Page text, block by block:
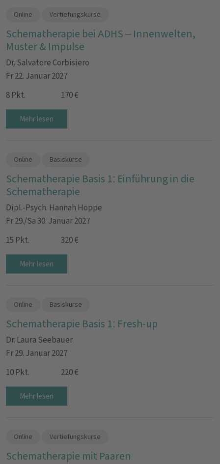
Online Vertiefungskurse
Schematherapie bei ADHS – Innenwelten,
Muster & Impulse
Dr. Salvatore Corbisiero
Fr 22. Januar 2027
8 Pkt.
170 €
Mehr lesen
Online Basiskurse
Schematherapie Basis 1: Einführung in die
Schematherapie
Dipl.-Psych. Hannah Hoppe
Fr 29./Sa 30. Januar 2027
15 Pkt.
320 €
Mehr lesen
Online Basiskurse
Schematherapie Basis 1: Fresh-up
Dr. Laura Seebauer
Fr 29. Januar 2027
10 Pkt.
220 €
Mehr lesen
Online Vertiefungskurse
Schematherapie mit Paaren